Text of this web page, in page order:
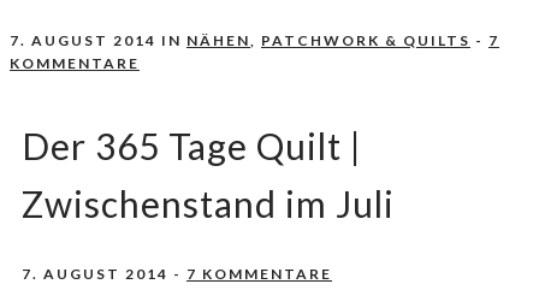
7. AUGUST 2014 IN NÄHEN, PATCHWORK & QUILTS - 7
KOMMENTARE
Der 365 Tage Quilt |
Zwischenstand im Juli
7. AUGUST 2014 - 7 KOMMENTARE